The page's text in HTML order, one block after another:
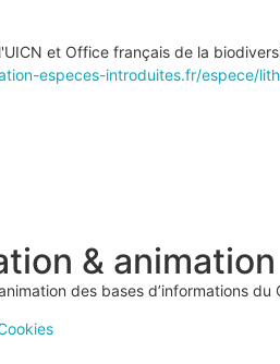
et Office français de la
especes-introduites.fr/espece/
& animation
des bases d’informations